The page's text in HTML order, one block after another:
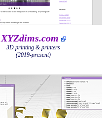
XYZdims.com
3D printing & printers
(2019-present)